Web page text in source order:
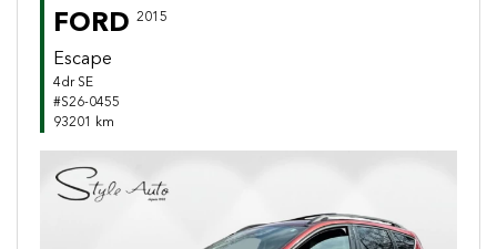
FORD 2015
Escape
4dr SE
#S26-0455
93201 km